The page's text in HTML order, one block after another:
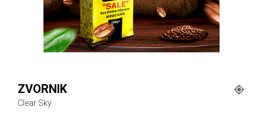
ZVORNIK
Clear Sky